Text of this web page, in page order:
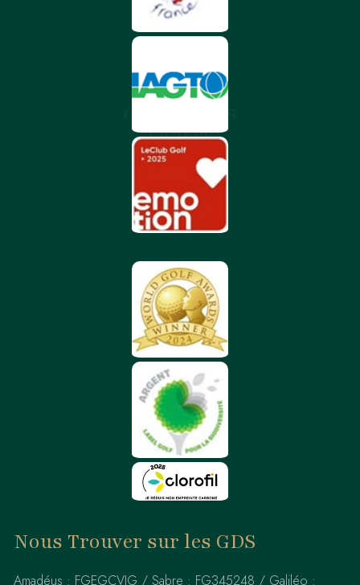
Nous Trouver sur les GDS
Amadéus : FGEGCVIG / Sabre : FG345248 / Galiléo :
VIGIERS